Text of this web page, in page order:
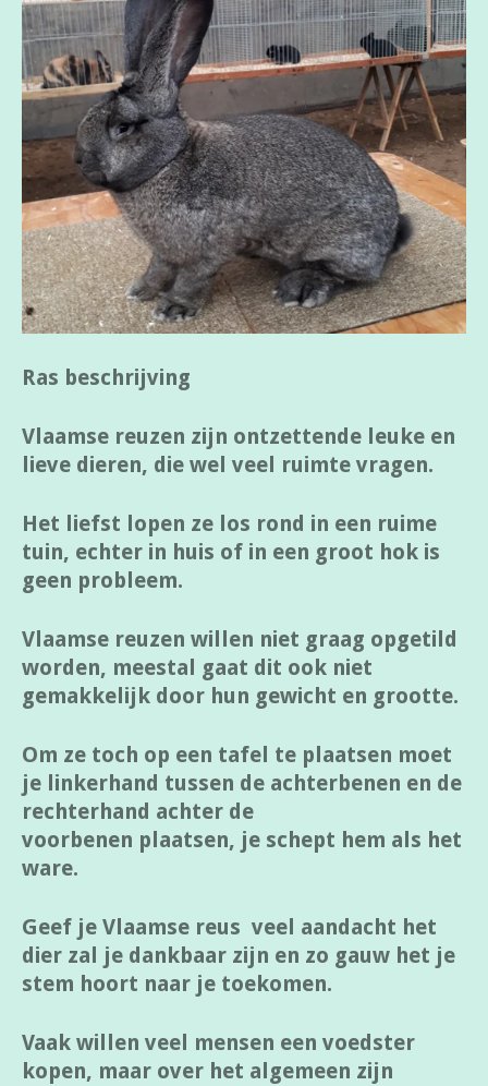
Ras beschrijving
Vlaamse reuzen zijn ontzettende leuke en
lieve dieren, die wel veel ruimte vragen.
Het liefst lopen ze los rond in een ruime
tuin, echter in huis of in een groot hok is
geen probleem.
Vlaamse reuzen willen niet graag opgetild
worden, meestal gaat dit ook niet
gemakkelijk door hun gewicht en grootte.
Om ze toch op een tafel te plaatsen moet
je linkerhand tussen de achterbenen en de
rechterhand achter de
voorbenen plaatsen, je schept hem als het
ware.
Geef je Vlaamse reus veel aandacht het
dier zal je dankbaar zijn en zo gauw het je
stem hoort naar je toekomen.
Vaak willen veel mensen een voedster
kopen, maar over het algemeen zijn